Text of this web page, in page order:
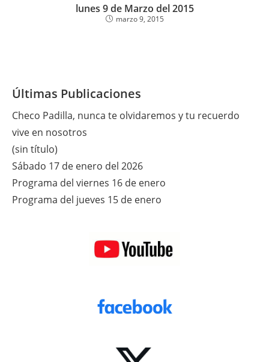
lunes 9 de Marzo del 2015
marzo 9, 2015
Últimas Publicaciones
Checo Padilla, nunca te olvidaremos y tu recuerdo
vive en nosotros
(sin título)
Sábado 17 de enero del 2026
Programa del viernes 16 de enero
Programa del jueves 15 de enero